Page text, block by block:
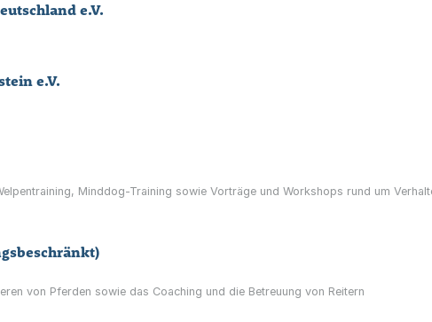
e.V.
e.V.
Minddog-Training sowie Vorträge und Workshops rund um
von Pferden sowie das Coaching und die Betreuung von Reitern